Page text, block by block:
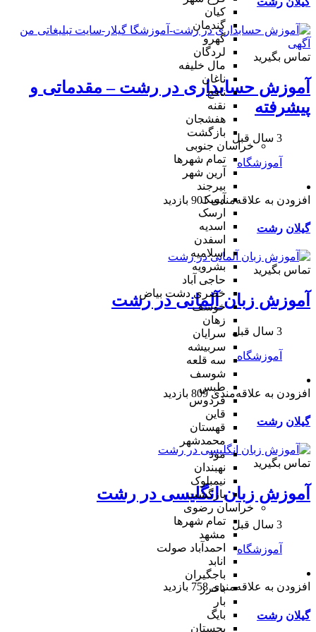
کیان
گندمان
گهرو
لردگان
مال خلیفه
ناغان
نافچ
نقنه
هفشجان
بازگشت
خراسان جنوبی
تمام شهر‌ها
آرین شهر
بیرجند
آیسک
ارسک
اسدیه
اسفدن
اسلامیه
بشرویه
حاجی آباد
خضری دشت بیاض
خوسف
زهان
سرایان
سربیشه
سه قلعه
شوسف
طبس
فردوس
قاین
قهستان
محمدشهر
مود
نهبندان
نیمبلوک
بازگشت
خراسان رضوی
تمام شهر‌ها
مشهد
احمدآباد صولت
انابد
باجگیران
باخرز
بار
بایگ
بجستان
تماس بگیرید
آموزش حسابداری در رشت – مقدماتی و
پیشرفته
3 سال قبل
آموزشگاه
افزودن به علاقه‌مندی 901 بازدید
گیلان رشت
تماس بگیرید
آموزش زبان آلمانی در رشت
3 سال قبل
آموزشگاه
افزودن به علاقه‌مندی 809 بازدید
گیلان رشت
تماس بگیرید
آموزش زبان انگلیسی در رشت
3 سال قبل
آموزشگاه
افزودن به علاقه‌مندی 758 بازدید
گیلان رشت